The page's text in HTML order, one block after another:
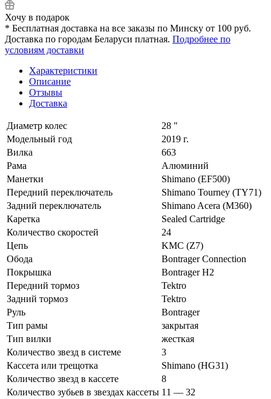
Хочу в подарок
* Бесплатная доставка на все заказы по Минску от 100 руб.
Доставка по городам Беларуси платная. Подробнее по
условиям доставки
Характеристики
Описание
Отзывы
Доставка
Диаметр колес
28 "
Модельный год
2019 г.
Вилка
663
Рама
Алюминий
Манетки
Shimano (EF500)
Передний переключатель
Shimano Tourney (TY71)
Задний переключатель
Shimano Acera (M360)
Каретка
Sealed Cartridge
Количество скоростей
24
Цепь
KMC (Z7)
Обода
Bontrager Connection
Покрышка
Bontrager H2
Передний тормоз
Tektro
Задний тормоз
Tektro
Руль
Bontrager
Тип рамы
закрытая
Тип вилки
жесткая
Количество звезд в системе
3
Кассета или трещотка
Shimano (HG31)
Количество звезд в кассете
8
Количество зубьев в звездах кассеты 11 — 32